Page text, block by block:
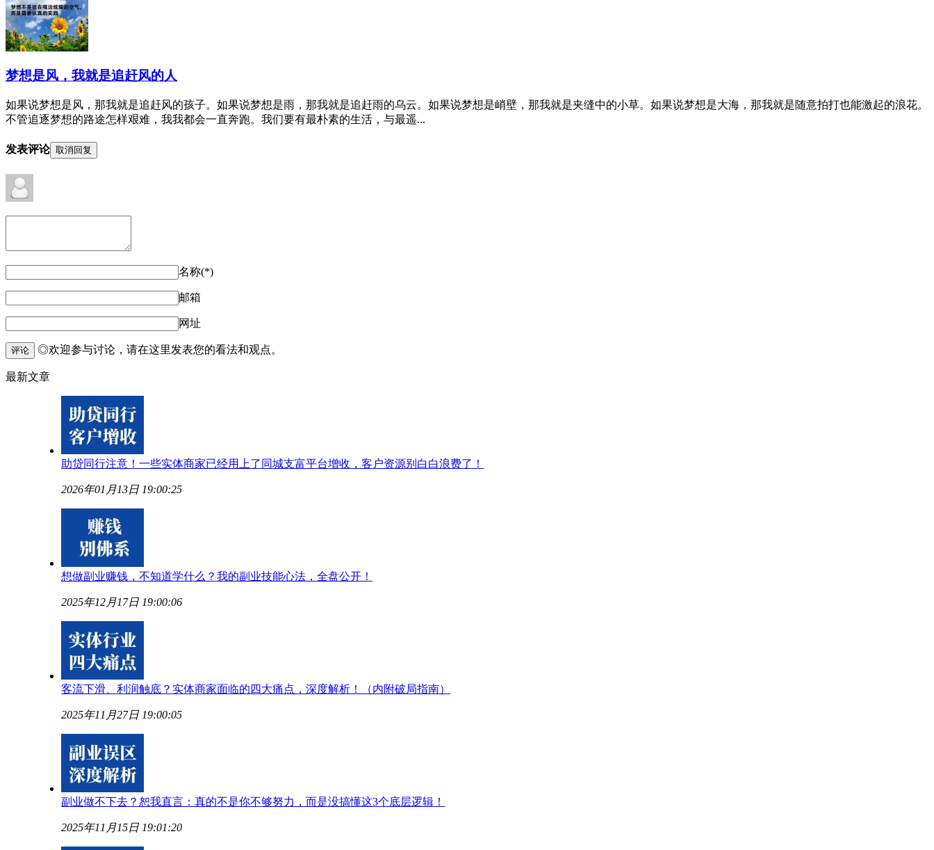
梦想是风，我就是追赶风的人
如果说梦想是风，那我就是追赶风的孩子。如果说梦想是雨，那我就是追赶雨的乌云。如果说梦想是峭壁，那我就是夹缝中的小草。如果说梦想是大海，那我就是随意拍打也能激起的浪花。
不管追逐梦想的路途怎样艰难，我我都会一直奔跑。我们要有最朴素的生活，与最遥...
发表评论 取消回复
名称(*)
邮箱
网址
评论 ◎欢迎参与讨论，请在这里发表您的看法和观点。
最新文章
助贷同行注意！一些实体商家已经用上了同城支富平台增收，客户资源别白白浪费了！
2026年01月13日 19:00:25
想做副业赚钱，不知道学什么？我的副业技能心法，全盘公开！
2025年12月17日 19:00:06
客流下滑、利润触底？实体商家面临的四大痛点，深度解析！（内附破局指南）
2025年11月27日 19:00:05
副业做不下去？恕我直言：真的不是你不够努力，而是没搞懂这3个底层逻辑！
2025年11月15日 19:01:20